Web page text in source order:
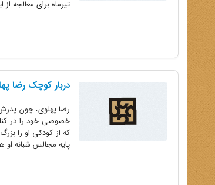
تیرماه برای معالجه از
دربار کوچک رضا
رضا پهلوی، چون
خصوصی خود را در
که از کودکی او را
پایه مجالس شبانه